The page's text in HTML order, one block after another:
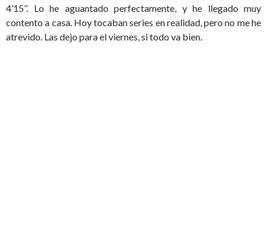
4’15’’. Lo he aguantado perfectamente, y he llegado muy
contento a casa. Hoy tocaban series en realidad, pero no me he
atrevido. Las dejo para el viernes, si todo va bien.